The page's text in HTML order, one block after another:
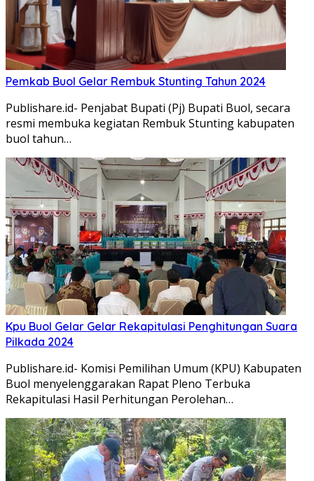
Pemkab Buol Gelar Rembuk Stunting Tahun 2024
Publishare.id- Penjabat Bupati (Pj) Bupati Buol, secara
resmi membuka kegiatan Rembuk Stunting kabupaten
buol tahun…
Kpu Buol Gelar Gelar Rekapitulasi Penghitungan Suara
Pilkada 2024
Publishare.id- Komisi Pemilihan Umum (KPU) Kabupaten
Buol menyelenggarakan Rapat Pleno Terbuka
Rekapitulasi Hasil Perhitungan Perolehan…